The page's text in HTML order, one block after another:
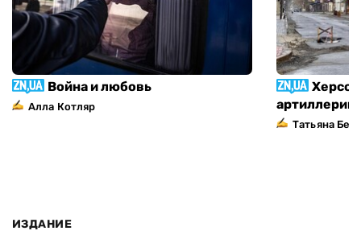
Война и любовь
Алла Котляр
Татьяна
ИЗДАНИЕ